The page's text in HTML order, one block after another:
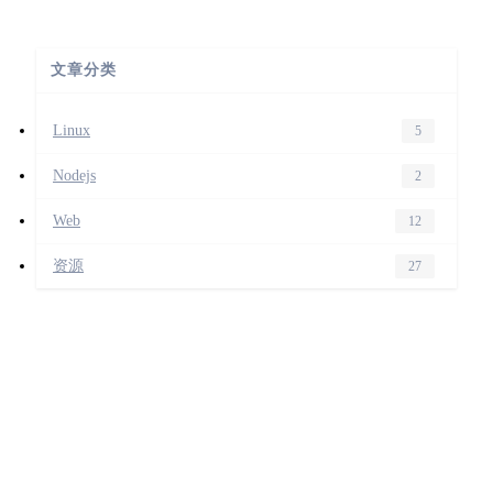
文章分类
Linux 5
Nodejs 2
Web 12
资源 27